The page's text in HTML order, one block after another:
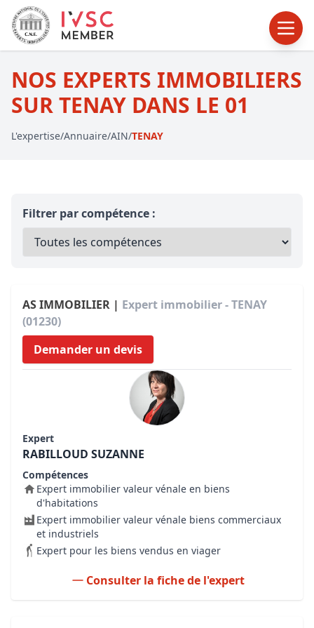
NOS EXPERTS IMMOBILIERS
SUR TENAY DANS LE 01
L'expertise/Annuaire/AIN/TENAY
Filtrer par compétence :
AS IMMOBILIER | Expert immobilier - TENAY
(01230)
Demander un devis
Expert
RABILLOUD SUZANNE
Compétences
Expert immobilier valeur vénale en biens
d'habitations
Expert immobilier valeur vénale biens commerciaux
et industriels
Expert pour les biens vendus en viager
Consulter la fiche de l'expert